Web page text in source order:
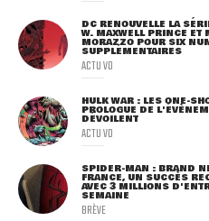
DC RENOUVELLE LA
W. MAXWELL PRINCE ET
MORAZZO POUR SIX
SUPPLÉMENTAIRES
ACTU VO
HULK WAR : LES ONE-
PROLOGUE DE
DÉVOILENT
ACTU VO
SPIDER-MAN : BRAND
FRANCE, UN SUCCÈS
AVEC 3 MILLIONS
SEMAINE
BRÈVE